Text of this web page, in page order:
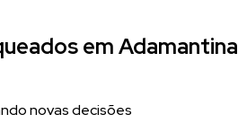
em Adamantina
novas decisões